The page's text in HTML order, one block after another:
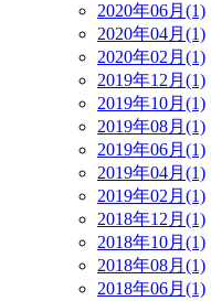
2020年06月(1)
2020年04月(1)
2020年02月(1)
2019年12月(1)
2019年10月(1)
2019年08月(1)
2019年06月(1)
2019年04月(1)
2019年02月(1)
2018年12月(1)
2018年10月(1)
2018年08月(1)
2018年06月(1)